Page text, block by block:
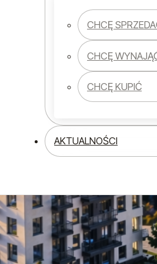
CHCĘ
CHCĘ
CHCĘ KUPIĆ
AKTUALNOŚCI